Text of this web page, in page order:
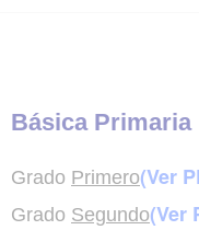
Básica Primaria
Grado Primero(Ver
Grado Segundo(Ver